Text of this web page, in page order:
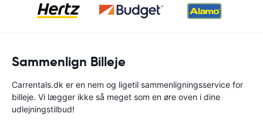
Sammenlign Billeje
Carrentals.dk er en nem og ligetil sammenligningsservice for
billeje. Vi lægger ikke så meget som en øre oven i dine
udlejningstilbud!